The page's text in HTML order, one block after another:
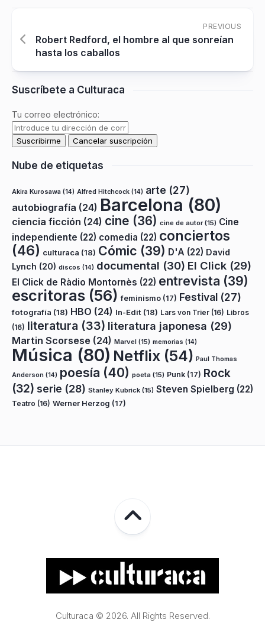
PREVIOUS
Robert Redford, el hombre al que sonreían
hasta los caballos
Suscríbete a Culturaca
Tu correo electrónico:
Nube de etiquetas
Akira Kurosawa (14) Alfred Hitchcock (14) arte (27)
autobiografía (24) Barcelona (80)
ciencia ficción (24) cine (36) cine de autor(15) Cine
independiente (22) comedia (22) conciertos
(46) culturaca (18) Cómic (39) D'A (22) David
Lynch (20) discos (14) documental (30) El Click (29)
El Click de Ràdio Montornès (22) entrevista (39)
escritoras (56) feminismo (17) Festival (27)
fotografía (18) HBO (24) In-Edit (18) Lars von Trier (16) Libros
(16) literatura (33) literatura japonesa (29)
Martin Scorsese (24) Marvel (15) memorias (14)
Música (80) Netflix (54) Paul Thomas
Anderson (14) poesía (40) poeta (15) Punk (17) Rock
(32) serie (28) Stanley Kubrick (15) Steven Spielberg (22)
Teatro (16) Werner Herzog (17)
Culturaca © 2026. All Rights Reserved.